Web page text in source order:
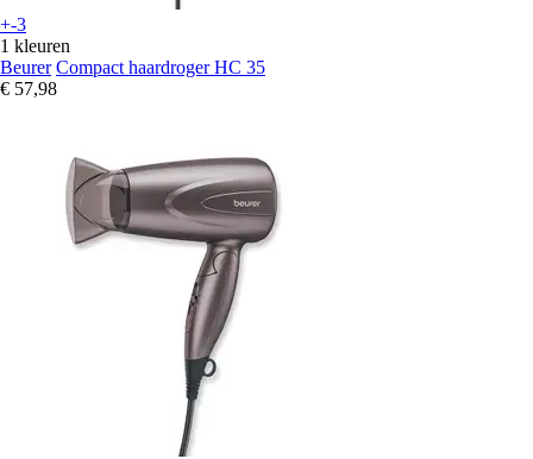
+-3
1 kleuren
Beurer Compact haardroger HC 35
€ 57,98